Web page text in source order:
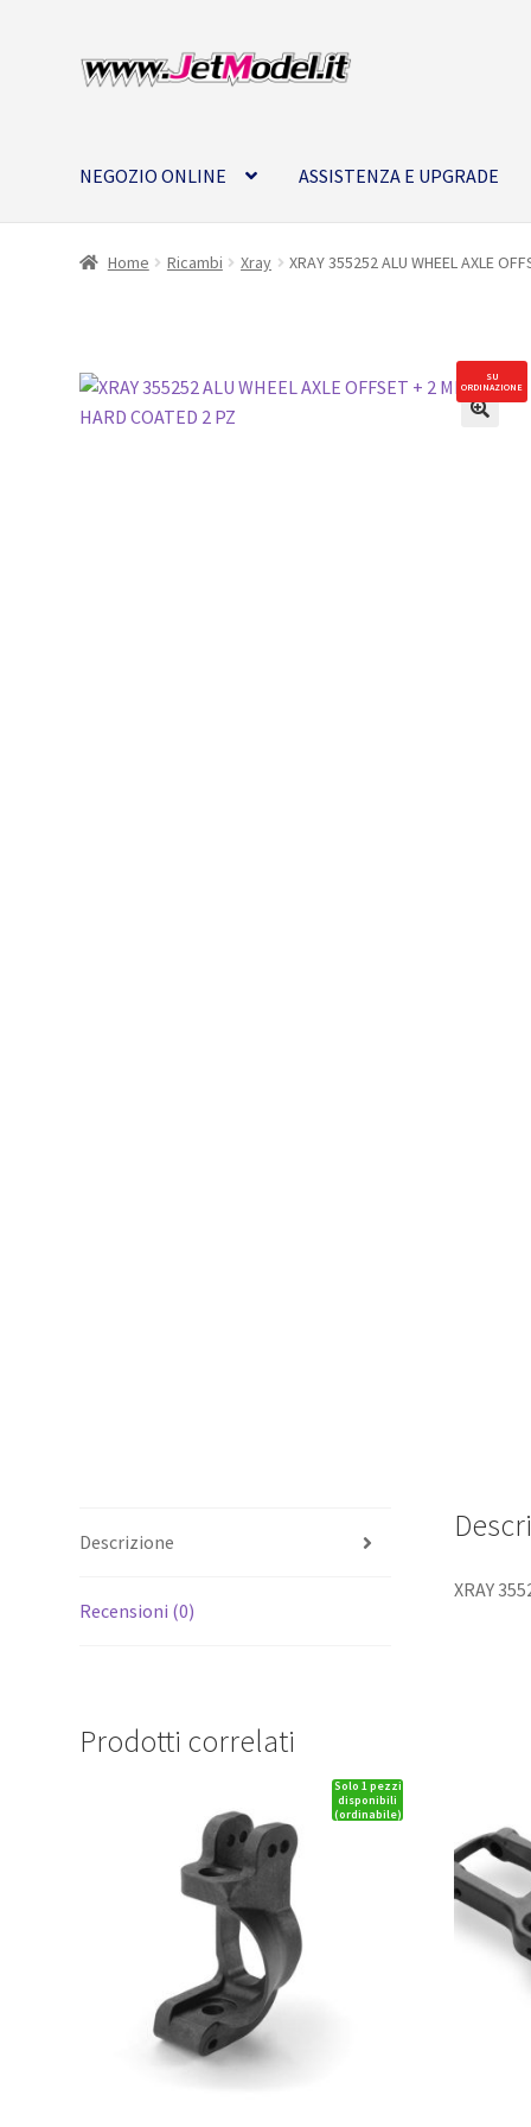
Vai
alla
Vai
al
NEGOZIO ONLINE ASSISTENZA E UPGRADE
Home Ricambi Xray XRAY 355252 ALU WHEEL AXLE
SU
ORDINAZIONE
Descrizione
Recensioni (0)
XRAY
Prodotti correlati
Solo 1 pezzi
disponibili
(ordinabile)